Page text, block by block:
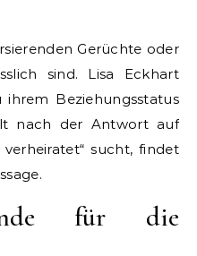
Gerüchte oder
sind. Lisa Eckhart
Beziehungsstatus
nach der Antwort auf
sucht, findet
für die